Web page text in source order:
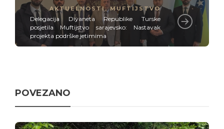
AKTUELNOSTI,MUFTIJSTVO
Delegacija Diyaneta Republike Turske
posjetila Muftijstvo sarajevsko: Nastavak
projekta podrške jetimima
POVEZANO